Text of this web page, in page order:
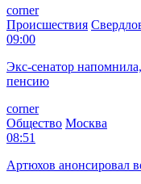
corner
Происшествия
09:00
Экс-сенатор
пенсию
corner
Общество Москва
08:51
Артюхов анонсировал